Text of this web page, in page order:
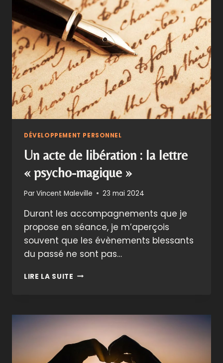
DIRE
«
OUI
»
DÉVELOPPEMENT PERSONNEL
Un acte de libération : la lettre
« psycho-magique »
ParVincent Maleville 23 mai 2024
Durant les accompagnements que je
propose en séance, je m’aperçois
souvent que les évènements blessants
du passé ne sont pas…
LIRE LA SUITE UN
:
LETTRE
« PSYCHO-
MAGIQUE »